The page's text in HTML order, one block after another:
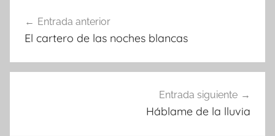
Navegación
de
entradas
Entrada anterior
El cartero de las noches blancas
Entrada siguiente
Háblame de la lluvia